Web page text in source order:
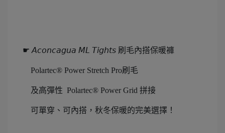
☛ 𝘈𝘤𝘰𝘯𝘤𝘢𝘨𝘶𝘢 𝘔𝘓 𝘛𝘪𝘨𝘩𝘵𝘴 刷毛內搭保暖褲
Polartec® Power Stretch Pro刷毛
及高彈性 ​ Polartec® Power Grid 拼接
可單穿、可內搭，秋冬保暖的完美選擇！